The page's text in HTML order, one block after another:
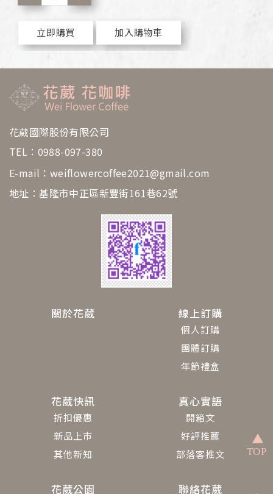
立即購買 加入購物車
花葳國際股份有限公司
TEL： 0988-097-380
E-mail： weiflowercoffee2021@gmail.com
地址：基隆市中正區新豐街161巷62號
關於花葳 線上訂購
個人訂購
團體訂購
年節禮盒
花葳快訊
折扣優惠
新品上市
其他新知
真心實語
開箱文
好評推薦
部落客推文
花葳公園 聯絡花葳